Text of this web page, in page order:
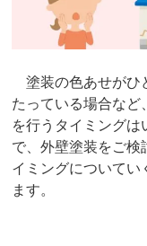
塗装の色あせがひ
たっている場合な
を行うタイミング
で、外壁塗装をご
イミングについてい
ます。